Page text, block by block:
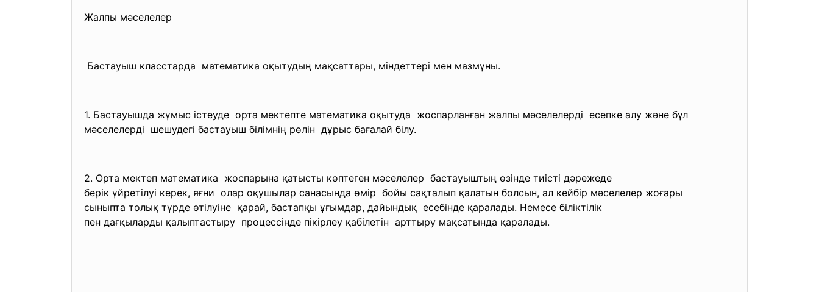
Жалпы мәселелер
Бастауыш класстарда математика оқытудың мақсаттары, міндеттері мен мазмұны.
1. Бастауышда жұмыс істеуде орта мектепте математика оқытуда жоспарланған жалпы мәселелерді есепке алу және бұл
мәселелерді шешудегі бастауыш білімнің рөлін дұрыс бағалай білу.
2. Орта мектеп математика жоспарына қатысты көптеген мәселелер бастауыштың өзінде тиісті дәрежеде
берік үйретілуі керек, яғни олар оқушылар санасында өмір бойы сақталып қалатын болсын, ал кейбір мәселелер жоғары
сыныпта толық түрде өтілуіне қарай, бастапқы ұғымдар, дайындық есебінде қаралады. Немесе біліктілік
пен дағқыларды қалыптастыру процессінде пікірлеу қабілетін арттыру мақсатында қаралады.